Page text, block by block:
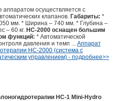
аппаратом осуществляется с
клапанов. Габариты: *
мм. * Ширина – 740 мм. * Глубина –
– 60 кг. НС-2000 оснащен большим
функций: * Автоматической
давления и темп ... Аппарат
HC-2000 (система с
управлением) - подробнее>>
HC-1 Mini-Hydro